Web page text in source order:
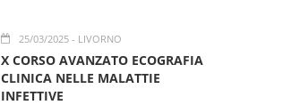
25/03/2025- LIVORNO
X CORSO AVANZATO ECOGRAFIA
CLINICA NELLE MALATTIE
INFETTIVE